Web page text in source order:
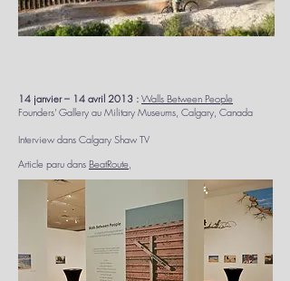
14 janvier – 14 avril 2013 : Walls Between People
Founders' Gallery au Military Museums, Calgary, Canada
Interview dans Calgary Shaw TV
Article paru dans BeatRoute,